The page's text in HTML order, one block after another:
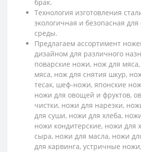
брак.
Технология изготовления
экологичная и безопасная
среды.
Предлагаем ассортимент
дизайном для различного
поварские ножи, нож для
мяса, нож для снятия шкур,
тесак, шеф-ножи, японские
ножи для овощей и фруктов,
чистки, ножи для нарезки,
для суши, ножи для хлеба,
ножи кондитерские, ножи для
сыра, ножи для масла, ножи
для карвинга, устричные